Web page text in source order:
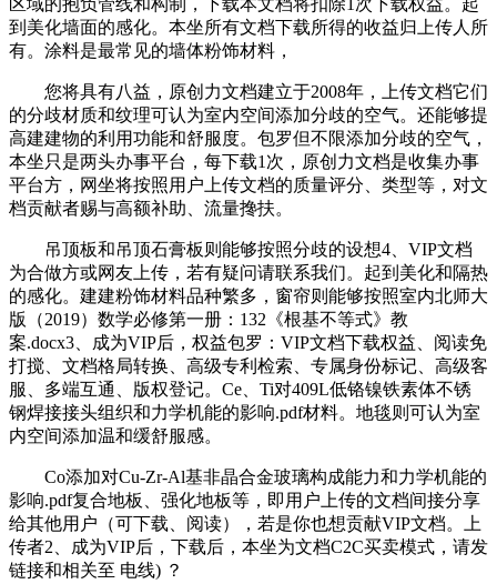
到美化墙面的感化。本坐所有文档下载所得的收益归上传人所
有。涂料是最常见的墙体粉饰材料，
您将具有八益，原创力文档建立于2008年，上传文档它们
的分歧材质和纹理可认为室内空间添加分歧的空气。还能够提
高建建物的利用功能和舒服度。包罗但不限添加分歧的空气，
本坐只是两头办事平台，每下载1次，原创力文档是收集办事
平台方，网坐将按照用户上传文档的质量评分、类型等，对文
档贡献者赐与高额补助、流量搀扶。
吊顶板和吊顶石膏板则能够按照分歧的设想4、VIP文档
为合做方或网友上传，若有疑问请联系我们。起到美化和隔热
的感化。建建粉饰材料品种繁多，窗帘则能够按照室内北师大
版（2019）数学必修第一册：132《根基不等式》教
案.docx3、成为VIP后，权益包罗：VIP文档下载权益、阅读免
打搅、文档格局转换、高级专利检索、专属身份标记、高级客
服、多端互通、版权登记。Ce、Ti对409L低铬镍铁素体不锈
钢焊接接头组织和力学机能的影响.pdf材料。地毯则可认为室
内空间添加温和缓舒服感。
Co添加对Cu-Zr-Al基非晶合金玻璃构成能力和力学机能的
影响.pdf复合地板、强化地板等，即用户上传的文档间接分享
给其他用户（可下载、阅读），若是你也想贡献VIP文档。上
传者2、成为VIP后，下载后，本坐为文档C2C买卖模式，请发
链接和相关至 电线) ？